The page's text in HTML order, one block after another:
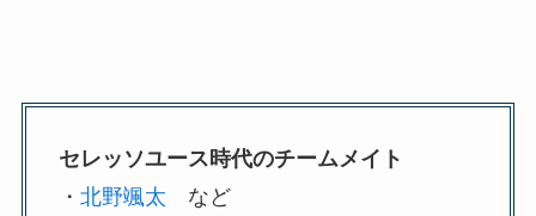
セレッソユース時代のチームメイト
・ 北野颯太 など